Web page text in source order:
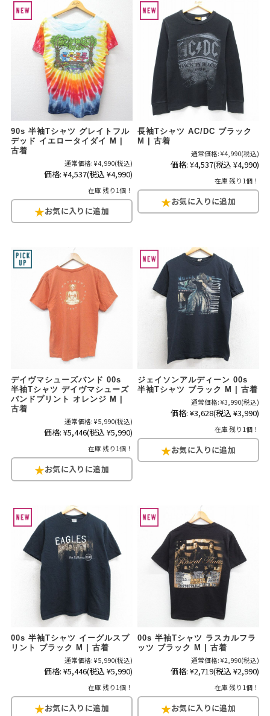
90s 半袖Tシャツ グレイトフル
デッド イエロータイダイ M |
古着
通常価格: ¥4,990(税込)
価格: ¥4,537(税込 ¥4,990)
在庫 残り1個！
長袖Tシャツ AC/DC ブラック
M | 古着
通常価格: ¥4,990(税込)
価格: ¥4,537(税込 ¥4,990)
在庫 残り1個！
デイヴマシューズバンド 00s
半袖Tシャツ デイヴマシューズ
バンドプリント オレンジ M |
古着
通常価格: ¥5,990(税込)
価格: ¥5,446(税込 ¥5,990)
在庫 残り1個！
ジェイソンアルディーン 00s
半袖Tシャツ ブラック M | 古着
通常価格: ¥3,990(税込)
価格: ¥3,628(税込 ¥3,990)
在庫 残り1個！
00s 半袖Tシャツ イーグルスプ
リント ブラック M | 古着
通常価格: ¥5,990(税込)
価格: ¥5,446(税込 ¥5,990)
在庫 残り1個！
00s 半袖Tシャツ ラスカルフラ
ッツ ブラック M | 古着
通常価格: ¥2,990(税込)
価格: ¥2,719(税込 ¥2,990)
在庫 残り1個！